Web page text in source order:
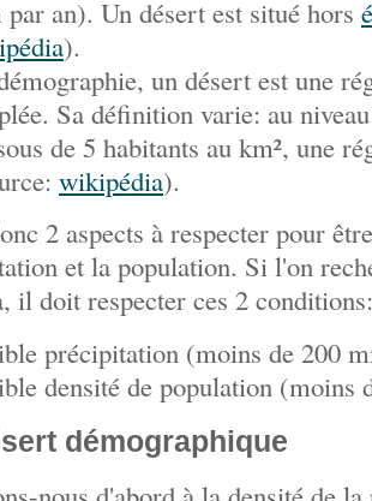
an). Un désert est situé hors
).
un désert est une
Sa définition varie: au
de 5 habitants au km², une
wikipédia).
2 aspects à respecter pour
et la population. Si l'on
il doit respecter ces 2 conditions:
précipitation (moins de 200
densité de population (moins
démographique